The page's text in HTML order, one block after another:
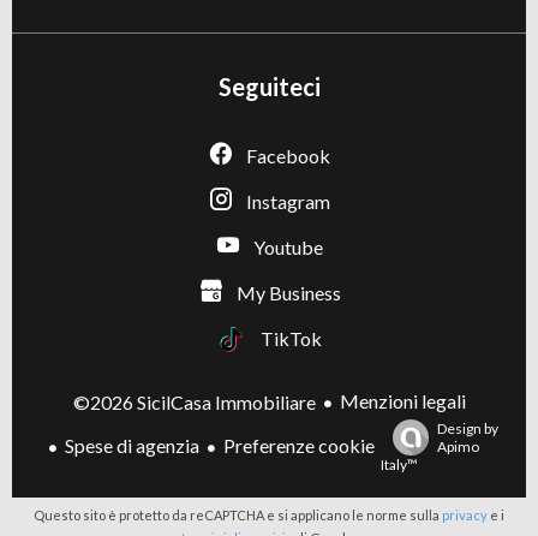
Seguiteci
Facebook
Instagram
Youtube
My Business
TikTok
©2026 SicilCasa Immobiliare
Menzioni legali
Spese di agenzia
Preferenze cookie
Design by
Apimo
Italy™
Questo sito è protetto da reCAPTCHA e si applicano le norme sulla privacy e i